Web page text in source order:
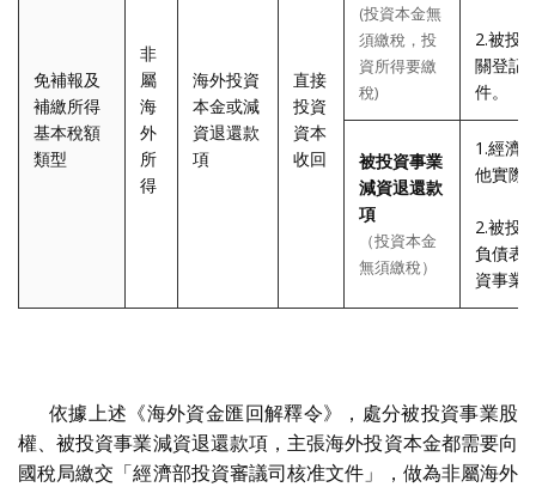
免補報及
補繳所得
基本稅額
類型
非
屬
海
外
所
得
海外投資
本金或減
資退還款
項
直接
投資
資本
收回
(投資本金無
須繳稅，投
資所得要繳
稅)
2.被投
關登記
件。
被投資事業
減資退還款
項
（投資本金
無須繳稅）
1.經濟
他實際
2.被投
負債表
資事業
依據上述《海外資金匯回解釋令》，處分被投資事業股
權、被投資事業減資退還款項，主張海外投資本金都需要向
國稅局繳交「經濟部投資審議司核准文件」，做為非屬海外